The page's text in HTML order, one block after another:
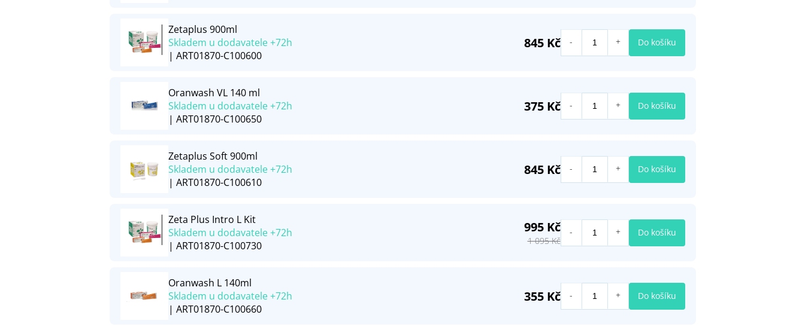
Zetaplus 900ml
Skladem u dodavatele +72h
| ART01870-C100600
845 Kč Do košíku
Oranwash VL 140 ml
Skladem u dodavatele +72h
| ART01870-C100650
375 Kč Do košíku
Zetaplus Soft 900ml
Skladem u dodavatele +72h
| ART01870-C100610
845 Kč Do košíku
Zeta Plus Intro L Kit
Skladem u dodavatele +72h
| ART01870-C100730
995 Kč
1 095 Kč
Do košíku
Oranwash L 140ml
Skladem u dodavatele +72h
| ART01870-C100660
355 Kč Do košíku